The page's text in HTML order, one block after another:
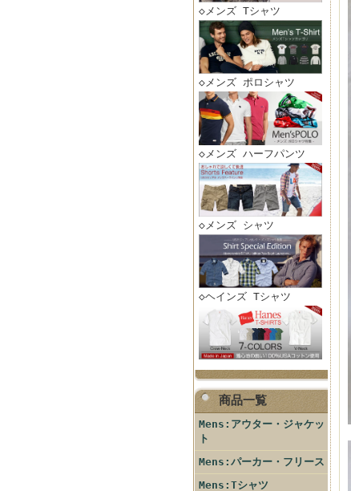
◇メンズ Tシャツ
◇メンズ ポロシャツ
◇メンズ ハーフパンツ
◇メンズ シャツ
◇ヘインズ Tシャツ
商品一覧
Mens:アウター・ジャケッ
ト
Mens:パーカー・フリース
Mens:Tシャツ